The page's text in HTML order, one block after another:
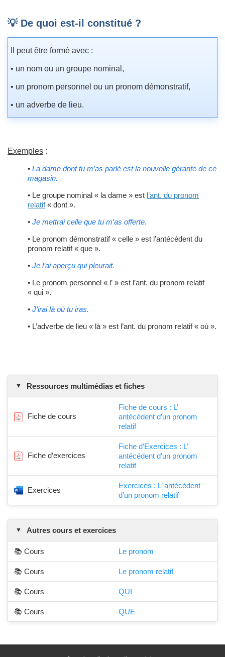
💡 De quoi est-il constitué ?
Il peut être formé avec :
• un nom ou un groupe nominal,
• un pronom personnel ou un pronom démonstratif,
• un adverbe de lieu.
Exemples :
• La dame dont tu m’as parlé est la nouvelle gérante de ce
magasin.
• Le groupe nominal « la dame » est l’ant. du pronom
relatif« dont ».
• Je mettrai celle que tu m’as offerte.
• Le pronom démonstratif « celle » est l’antécédent du
pronom relatif « que ».
• Je l’ai aperçu qui pleurait.
• Le pronom personnel « l’ » est l’ant. du pronom relatif
« qui ».
• J’irai là où tu iras.
• L’adverbe de lieu « là » est l’ant. du pronom relatif « où ».
Ressources multimédias et fiches
Fiche de cours
Fiche de cours : L’
antécédent d’un pronom
relatif
Fiche d’exercices
Fiche d’Exercices : L’
antécédent d’un pronom
relatif
Exercices
Exercices : L’ antécédent
d’un pronom relatif
Autres cours et exercices
📚 Cours Le pronom
📚 Cours Le pronom relatif
📚 Cours QUI
📚 Cours QUE